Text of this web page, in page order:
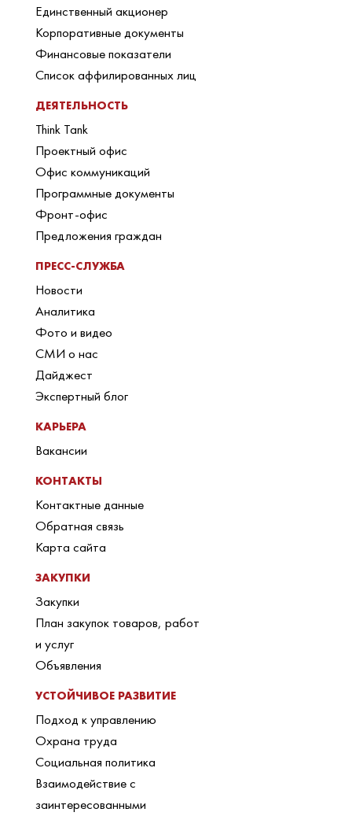
Единственный акционер
Корпоративные документы
Финансовые показатели
Список аффилированных лиц
ДЕЯТЕЛЬНОСТЬ
Think Tank
Проектный офис
Офис коммуникаций
Программные документы
Фронт-офис
Предложения граждан
ПРЕСС-СЛУЖБА
Новости
Аналитика
Фото и видео
СМИ о нас
Дайджест
Экспертный блог
КАРЬЕРА
Вакансии
КОНТАКТЫ
Контактные данные
Обратная связь
Карта сайта
ЗАКУПКИ
Закупки
План закупок товаров, работ
и услуг
Объявления
УСТОЙЧИВОЕ РАЗВИТИЕ
Подход к управлению
Охрана труда
Социальная политика
Взаимодействие с
заинтересованными